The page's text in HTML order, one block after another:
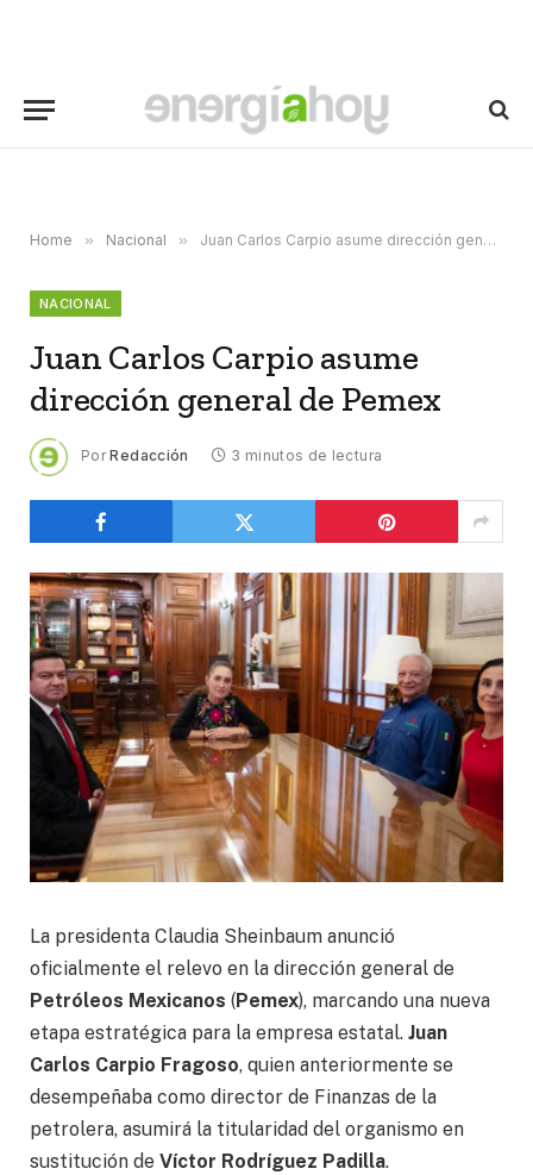
Home » Nacional » Juan Carlos Carpio asume dirección general de Pemex
NACIONAL
Juan Carlos Carpio asume
dirección general de Pemex
Por Redacción 3 minutos de lectura
La presidenta Claudia Sheinbaum anunció
oficialmente el relevo en la dirección general de
Petróleos Mexicanos (Pemex), marcando una nueva
etapa estratégica para la empresa estatal. Juan
Carlos Carpio Fragoso, quien anteriormente se
desempeñaba como director de Finanzas de la
petrolera, asumirá la titularidad del organismo en
sustitución de Víctor Rodríguez Padilla.